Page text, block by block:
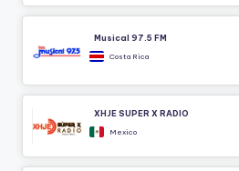
Musical 97.5 FM
Costa Rica
XHJE SUPER X RADIO
Mexico